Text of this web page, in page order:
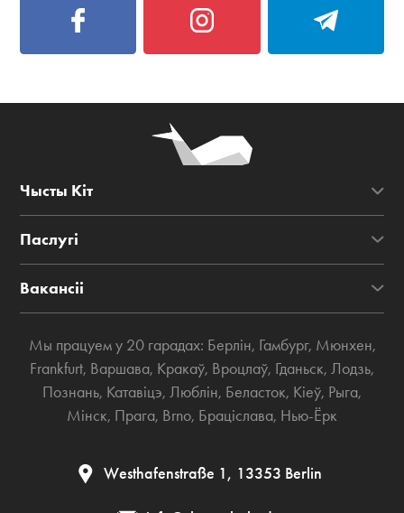
Чысты Кіт
Паслугі
Вакансіі
Мы працуем у 20 гарадах: Берлін, Гамбург, Мюнхен,
Frankfurt, Варшава, Кракаў, Вроцлаў, Гданьск, Лодзь,
Познань, Катавіцэ, Люблін, Беласток, Кіеў, Рыга,
Мінск, Прага, Brno, Браціслава, Нью-Ёрк
Westhafenstraße 1, 13353 Berlin